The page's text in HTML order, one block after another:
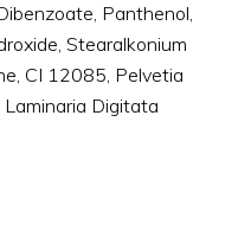
Panthenol,
Stearalkonium
CI 12085, Pelvetia
Digitata